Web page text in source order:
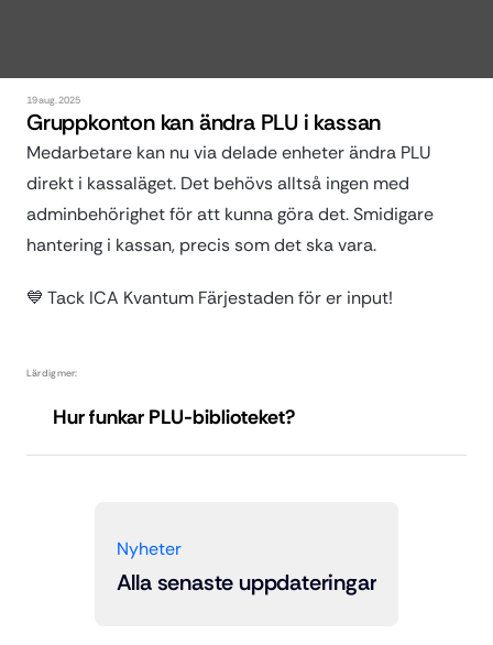
19 aug. 2025
Gruppkonton kan ändra PLU i kassan
Medarbetare kan nu via delade enheter ändra PLU
direkt i kassaläget. Det behövs alltså ingen med
adminbehörighet för att kunna göra det. Smidigare
hantering i kassan, precis som det ska vara.
💙 Tack ICA Kvantum Färjestaden för er input!
Lär dig mer:
Hur funkar PLU-biblioteket?
Nyheter
Alla senaste uppdateringar